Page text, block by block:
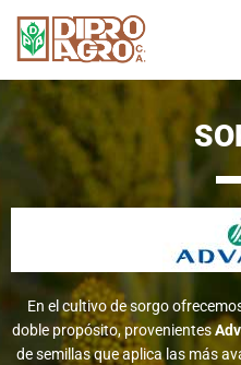
Skip
to
content
En el cultivo de sorgo
doble propósito, provenientes
de semillas que aplica las más